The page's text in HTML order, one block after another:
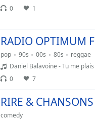
0
1
RADIO OPTIMUM
pop 90s 00s 80s
reggae
Daniel Balavoine - Tu me
0
7
RIRE &
comedy